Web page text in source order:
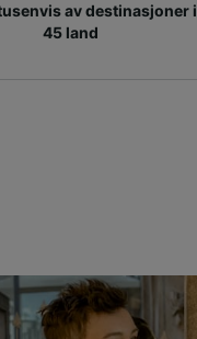
av destinasjoner i
45 land